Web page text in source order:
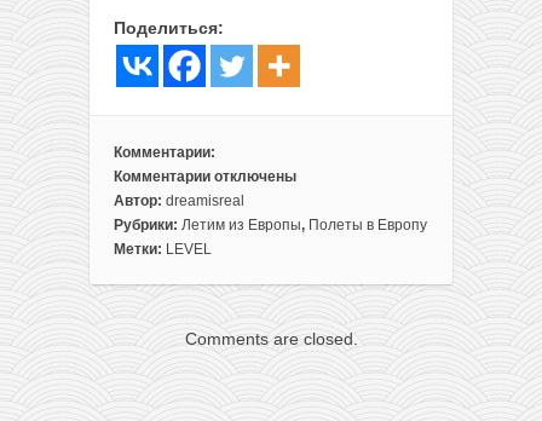
Поделиться:
Комментарии:
Комментарии
к
записи
LEVEL:
рейсы
во
Флориду,
Массачусетс
Калифорнию
отключены
Автор: dreamisreal
Рубрики: Летим из Европы, Полеты в Европу
Метки: LEVEL
Comments are closed.